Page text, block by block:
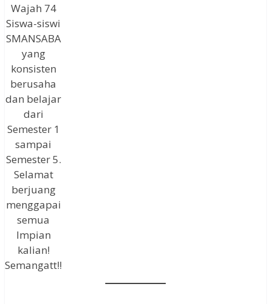
Wajah 74
Siswa-siswi
SMANSABA
yang
konsisten
berusaha
dan belajar
dari
Semester 1
sampai
Semester 5.
Selamat
berjuang
menggapai
semua
Impian
kalian!
Semangatt!!